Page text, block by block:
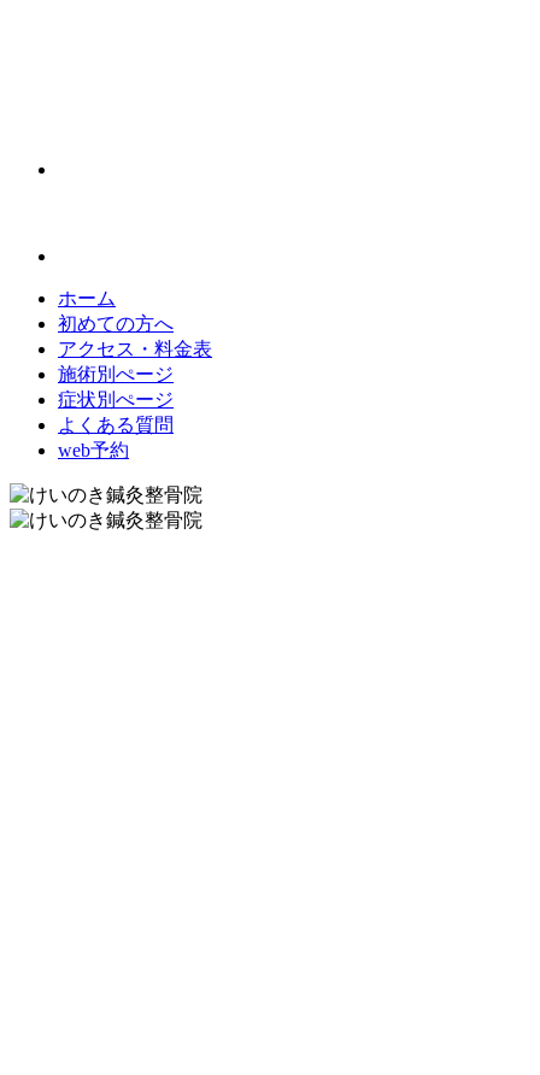
ホーム
初めての方へ
アクセス・料金表
施術別ぺージ
症状別ぺージ
よくある質問
web予約